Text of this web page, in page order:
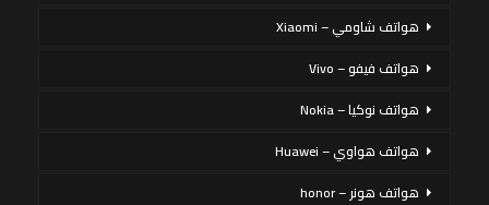
هواتف شاومي – Xiaomi
هواتف فيفو – Vivo
هواتف نوكيا – Nokia
هواتف هواوي – Huawei
هواتف هونر – honor